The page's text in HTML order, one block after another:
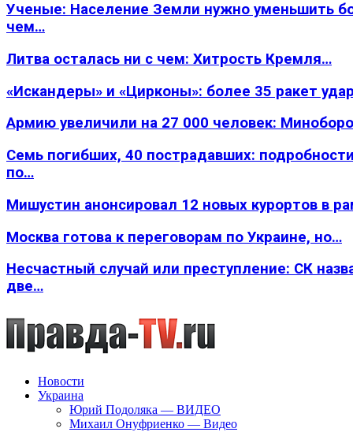
Ученые: Население Земли нужно уменьшить
чем…
Литва осталась ни с чем: Хитрость Кремля…
«Искандеры» и «Цирконы»: более 35 ракет
Армию увеличили на 27 000 человек:
Семь погибших, 40 пострадавших:
по…
Мишустин анонсировал 12 новых курортов в
Москва готова к переговорам по Украине, но…
Несчастный случай или преступление: СК
две…
Новости
Украина
Юрий Подоляка — ВИДЕО
Михаил Онуфриенко — Видео